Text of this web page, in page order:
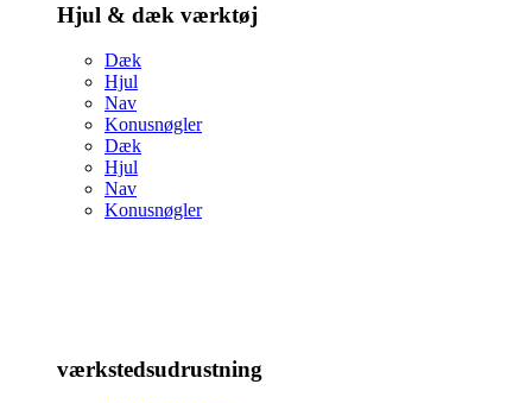
Hjul & dæk værktøj
Dæk
Hjul
Nav
Konusnøgler
Dæk
Hjul
Nav
Konusnøgler
værkstedsudrustning